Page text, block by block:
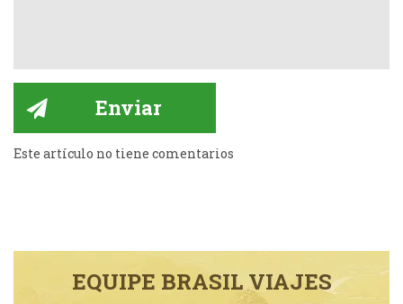
Este artículo no tiene comentarios
EQUIPE BRASIL VIAJES